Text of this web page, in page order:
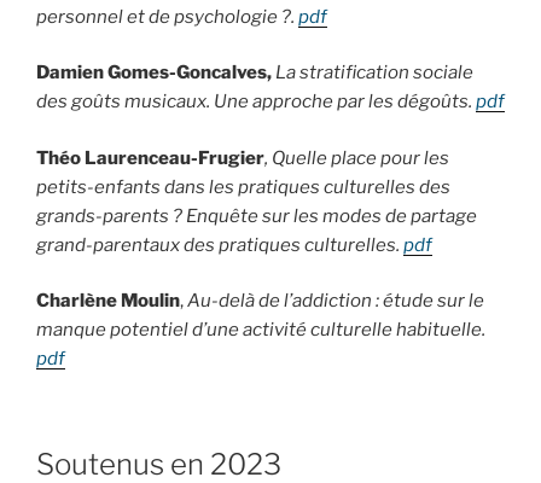
personnel et de psychologie ?. pdf
Damien Gomes-Goncalves, La stratification sociale
des goûts musicaux. Une approche par les dégoûts. pdf
Théo Laurenceau-Frugier, Quelle place pour les
petits-enfants dans les pratiques culturelles des
grands-parents ? Enquête sur les modes de partage
grand-parentaux des pratiques culturelles. pdf
Charlène Moulin,Au-delà de l’addiction : étude sur le
manque potentiel d’une activité culturelle habituelle.
pdf
Soutenus en 2023